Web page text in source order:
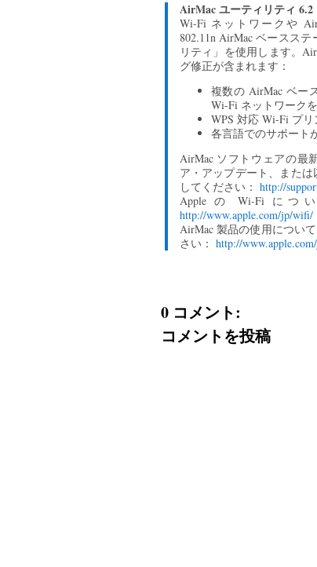
AirMac ユーティリティ 6.2
Wi-Fi ネットワークや
802.11n AirMac ベースス
リティ」を使用します。
グ修正が含まれます：
複数の AirMac ベー
Wi-Fi ネットワーク
WPS 対応 Wi-Fi プ
各言語でのサポート
AirMac ソフトウェアの最
ア・アップデート、また
してください： http://
Apple の Wi-Fi につ
http://www.apple.com/jp/wifi/
AirMac 製品の使用につい
さい： http://
0 コメント:
コメントを投稿